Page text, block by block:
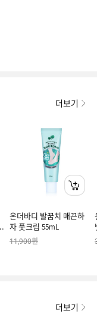
더보기
온더바디 발꿈치 매끈하
자 풋크림 55mL
11,900원
더보기